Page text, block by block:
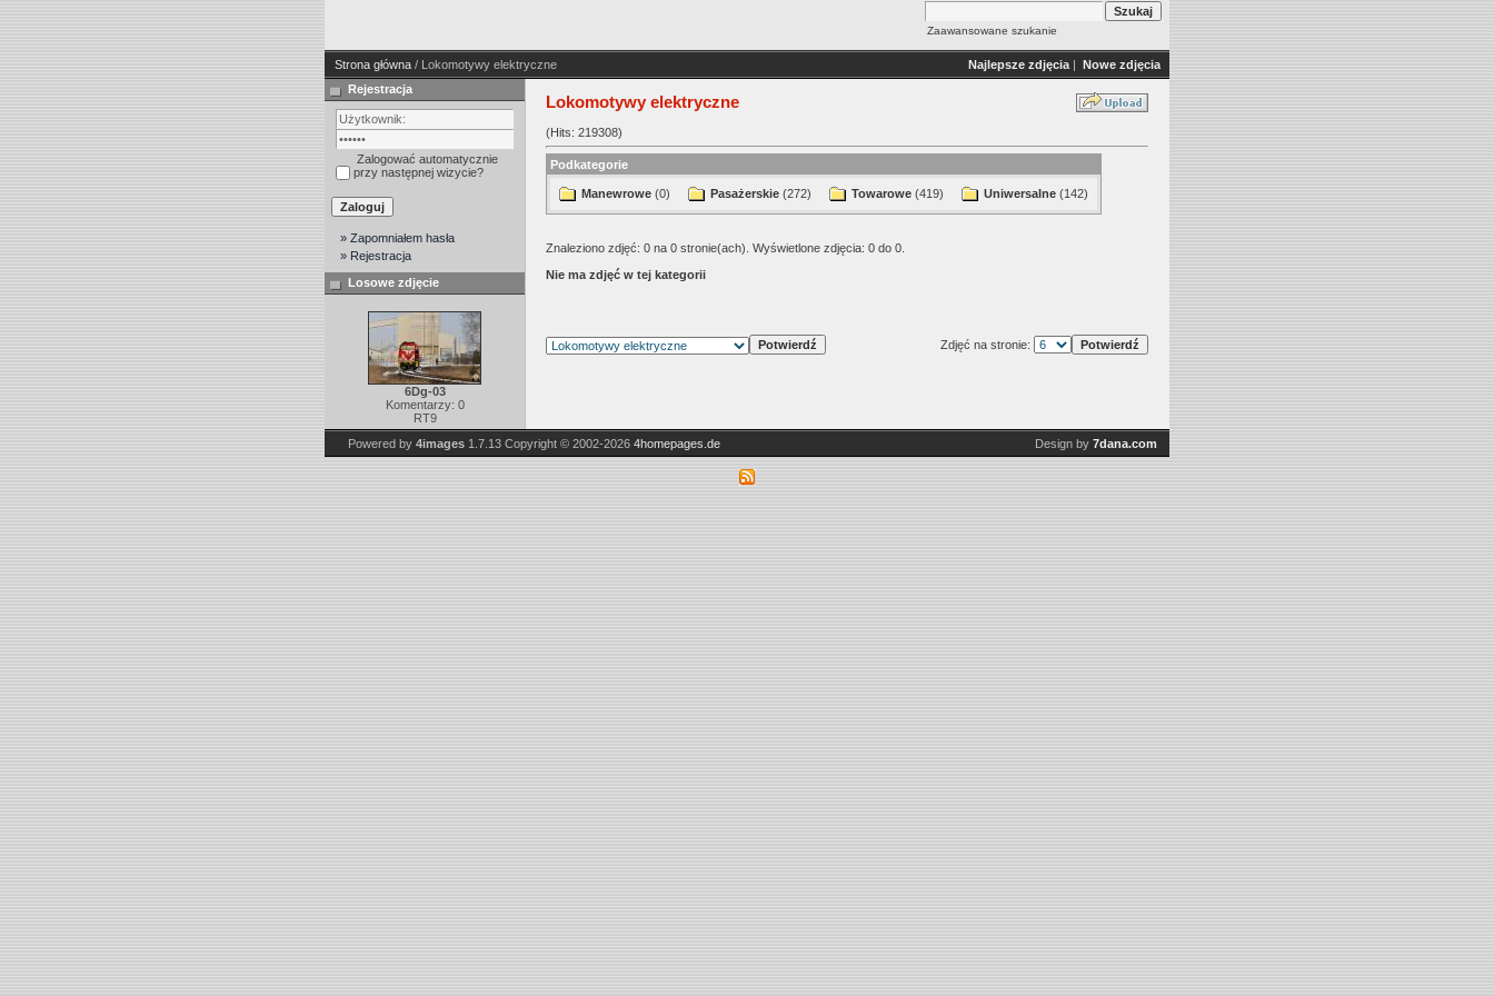
Zaawansowane szukanie
Strona główna / Lokomotywy elektryczne Najlepsze zdjęcia | Nowe zdjęcia
Rejestracja
Zalogować automatycznie
przy następnej wizycie?
» Zapomniałem hasła
» Rejestracja
Losowe zdjęcie
6Dg-03
Komentarzy: 0
RT9
Lokomotywy elektryczne
(Hits: 219308)
Podkategorie
Manewrowe (0) Pasażerskie (272) Towarowe (419) Uniwersalne (142)
Znaleziono zdjęć: 0 na 0 stronie(ach). Wyświetlone zdjęcia: 0 do 0.
Nie ma zdjęć w tej kategorii
Zdjęć na stronie:
Powered by 4images 1.7.13 Copyright © 2002-2026 4homepages.de Design by 7dana.com